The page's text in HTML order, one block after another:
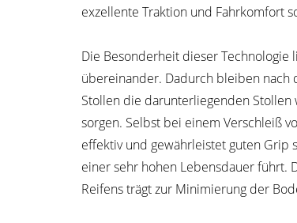
exzellente Traktion und Fahrkomfort
Die Besonderheit dieser Technologie
übereinander. Dadurch bleiben nach
Stollen die darunterliegenden
sorgen. Selbst bei einem Verschleiß
effektiv und gewährleistet guten Grip
einer sehr hohen Lebensdauer führt.
Reifens trägt zur Minimierung der